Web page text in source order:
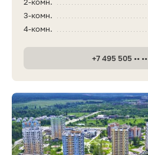
3-комн.
4-комн.
+7 495 505 •• ••